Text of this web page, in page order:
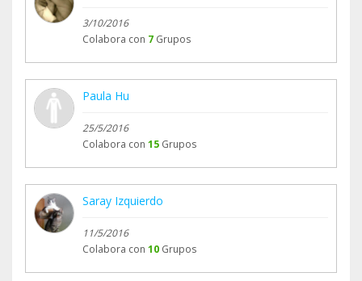
3/10/2016
Colabora con 7 Grupos
Paula Hu
25/5/2016
Colabora con 15 Grupos
Saray Izquierdo
11/5/2016
Colabora con 10 Grupos